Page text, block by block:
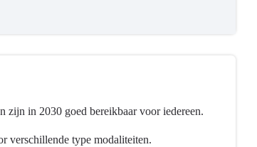
zijn in 2030 goed bereikbaar voor iedereen.
verschillende type modaliteiten.